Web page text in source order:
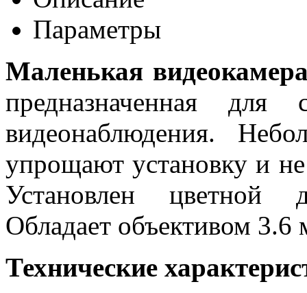
Параметры
Маленькая
предназначенная для
видеонаблюдения.
упрощают установку и
Установлен цветной
Обладает объективом 3.6
Технические